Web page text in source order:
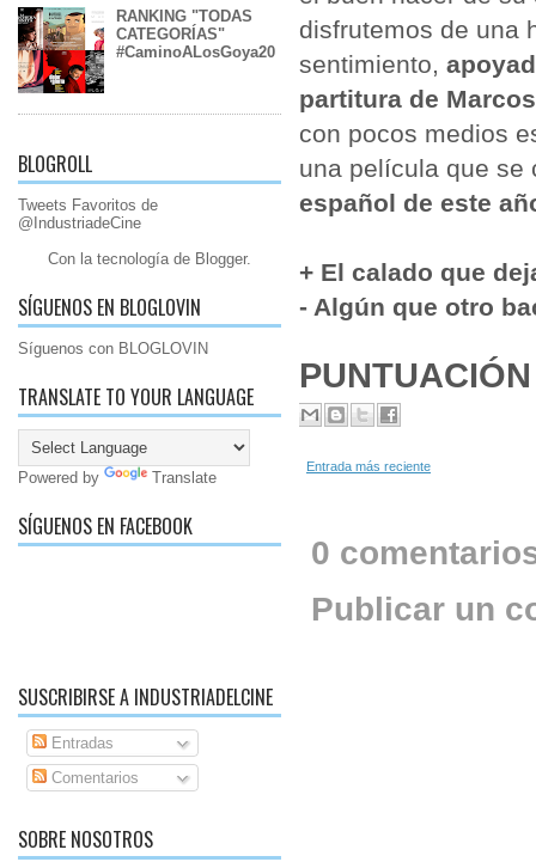
RANKING "TODAS
CATEGORÍAS"
#CaminoALosGoya20
BLOGROLL
Tweets Favoritos de
@IndustriadeCine
Con la tecnología de Blogger.
SÍGUENOS EN BLOGLOVIN
Síguenos con BLOGLOVIN
TRANSLATE TO YOUR LANGUAGE
Powered by Translate
SÍGUENOS EN FACEBOOK
SUSCRIBIRSE A INDUSTRIADELCINE
Entradas
Comentarios
SOBRE NOSOTROS
disfrutemos de una
sentimiento,
partitura de
con pocos medios
una película que
español de este
+ El calado que
- Algún que otro
Entrada más reciente
0
Publicar un